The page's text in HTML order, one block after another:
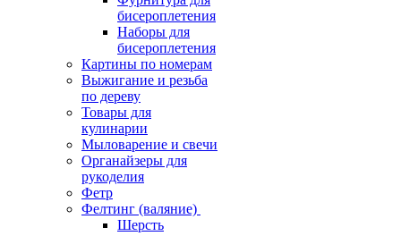
бисероплетения
Наборы для
бисероплетения
Картины по номерам
Выжигание и резьба
по дереву
Товары для
кулинарии
Мыловарение и свечи
Органайзеры для
рукоделия
Фетр
Фелтинг (валяние)
Шерсть